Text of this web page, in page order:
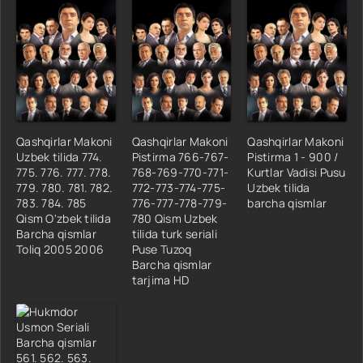
17 Qism
18 Qism
19 Qism
20 Qism
21 Qism
22 Qism
23 Qism
24 Qism
Qashqirlar Makoni
Uzbek tilida 774.
775. 776. 777. 778.
779. 780. 781. 782.
783. 784. 785
Qism O'zbek tilida
Barcha qismlar
Toliq 2005 2006
Qashqirlar Makoni
Pistirma 766-767-
768-769-770-771-
772-773-774-775-
776-777-778-779-
780 Qism Uzbek
tilida turk seriali
Puse Tuzoq
Barcha qismlar
tarjima HD
Qashqirlar Makoni
Pistirma 1 - 900 /
Kurtlar Vadisi Pusu
Uzbek tilida
barcha qismlar